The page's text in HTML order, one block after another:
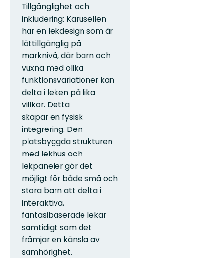
Tillgänglighet och
inkludering: Karusellen
har en lekdesign som är
lättillgänglig på
marknivå, där barn och
vuxna med olika
funktionsvariationer kan
delta i leken på lika
villkor. Detta
skapar en fysisk
integrering. Den
platsbyggda strukturen
med lekhus och
lekpaneler gör det
möjligt för både små och
stora barn att delta i
interaktiva,
fantasibaserade lekar
samtidigt som det
främjar en känsla av
samhörighet.